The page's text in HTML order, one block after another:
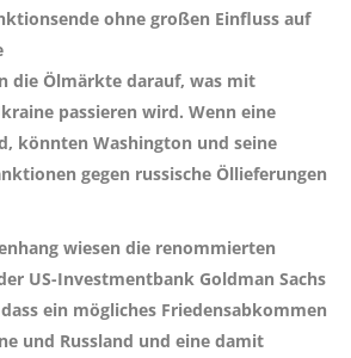
ohne großen Einfluss auf
die Ölmärkte darauf, was mit
passieren wird. Wenn eine
könnten Washington und seine
gegen russische Öllieferungen
wiesen die renommierten
US-Investmentbank Goldman Sachs
ein mögliches Friedensabkommen
und Russland und eine damit